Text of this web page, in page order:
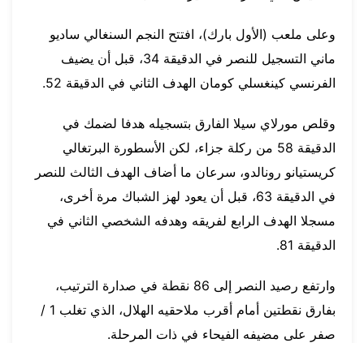
وعلى ملعب (الأول بارك)، افتتح النجم السنغالي ساديو
ماني التسجيل للنصر في الدقيقة 34، قبل أن يضيف
الفرنسي كينغسلي كومان الهدف الثاني في الدقيقة 52.
وقلص مورلاي سيلا الفارق بتسجيله هدفا لضمك في
الدقيقة 58 من ركلة جزاء، لكن الأسطورة البرتغالي
كريستيانو رونالدو، سرعان ما أضاف الهدف الثالث للنصر
في الدقيقة 63، قبل أن يعود لهز الشباك مرة أخرى،
مسجلا الهدف الرابع لفريقه وهدفه الشخصي الثاني في
الدقيقة 81.
وارتفع رصيد النصر إلى 86 نقطة في صدارة الترتيب،
بفارق نقطتين أمام أقرب ملاحقيه الهلال، الذي تغلب 1 /
صفر على مضيفه الفيحاء في ذات المرحلة.